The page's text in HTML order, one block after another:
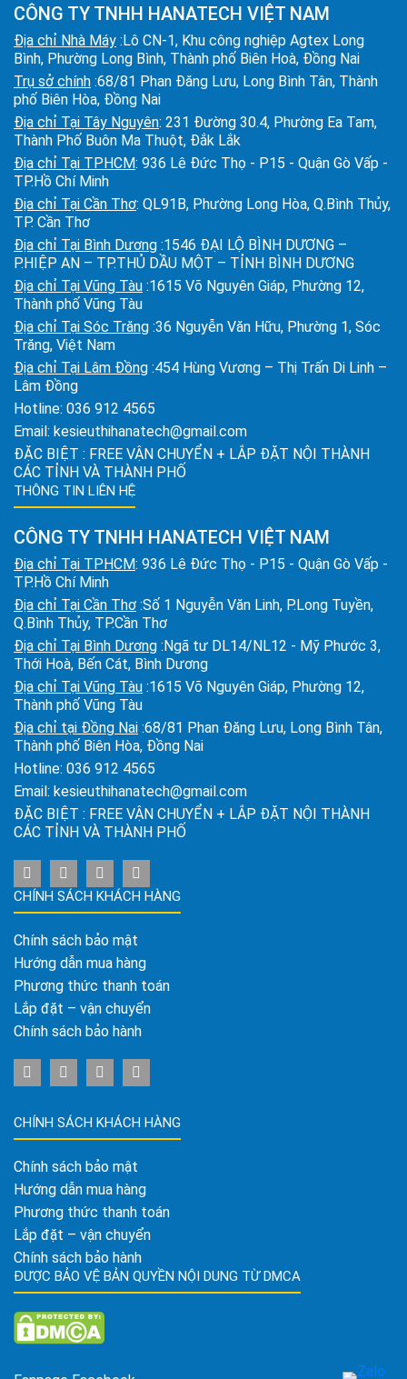
CÔNG TY TNHH HANATECH VIỆT NAM
Địa chỉ Nhà Máy :Lô CN-1, Khu công nghiệp Agtex Long
Bình, Phường Long Bình, Thành phố Biên Hoà, Đồng Nai
Trụ sở chính :68/81 Phan Đăng Lưu, Long Bình Tân, Thành
phố Biên Hòa, Đồng Nai
Địa chỉ Tại Tây Nguyên: 231 Đường 30.4, Phường Ea Tam,
Thành Phố Buôn Ma Thuột, Đắk Lắk
Địa chỉ Tại TPHCM: 936 Lê Đức Thọ - P15 - Quận Gò Vấp -
TP.Hồ Chí Minh
Địa chỉ Tại Cần Thơ: QL91B, Phường Long Hòa, Q.Bình Thủy,
TP. Cần Thơ
Địa chỉ Tại Bình Dương :1546 ĐẠI LỘ BÌNH DƯƠNG –
P.HIỆP AN – TP.THỦ DẦU MỘT – TỈNH BÌNH DƯƠNG
Địa chỉ Tại Vũng Tàu :1615 Võ Nguyên Giáp, Phường 12,
Thành phố Vũng Tàu
Địa chỉ Tại Sóc Trăng :36 Nguyễn Văn Hữu, Phường 1, Sóc
Trăng, Việt Nam
Địa chỉ Tại Lâm Đồng :454 Hùng Vương – Thị Trấn Di Linh –
Lâm Đồng
Hotline: 036 912 4565
Email: kesieuthihanatech@gmail.com
ĐẶC BIỆT : FREE VẬN CHUYỂN + LẮP ĐẶT NỘI THÀNH
CÁC TỈNH VÀ THÀNH PHỐ
THÔNG TIN LIÊN HỆ
CÔNG TY TNHH HANATECH VIỆT NAM
Địa chỉ Tại TPHCM: 936 Lê Đức Thọ - P15 - Quận Gò Vấp -
TP.Hồ Chí Minh
Địa chỉ Tại Cần Thơ :Số 1 Nguyễn Văn Linh, P.Long Tuyền,
Q.Bình Thủy, TP.Cần Thơ
Địa chỉ Tại Bình Dương :Ngã tư DL14/NL12 - Mỹ Phước 3,
Thới Hoà, Bến Cát, Bình Dương
Địa chỉ Tại Vũng Tàu :1615 Võ Nguyên Giáp, Phường 12,
Thành phố Vũng Tàu
Địa chỉ tại Đồng Nai :68/81 Phan Đăng Lưu, Long Bình Tân,
Thành phố Biên Hòa, Đồng Nai
Hotline: 036 912 4565
Email: kesieuthihanatech@gmail.com
ĐẶC BIỆT : FREE VẬN CHUYỂN + LẮP ĐẶT NỘI THÀNH
CÁC TỈNH VÀ THÀNH PHỐ
CHÍNH SÁCH KHÁCH HÀNG
Chính sách bảo mật
Hướng dẫn mua hàng
Phương thức thanh toán
Lắp đặt – vận chuyển
Chính sách bảo hành
CHÍNH SÁCH KHÁCH HÀNG
Chính sách bảo mật
Hướng dẫn mua hàng
Phương thức thanh toán
Lắp đặt – vận chuyển
Chính sách bảo hành
ĐƯỢC BẢO VỆ BẢN QUYỀN NỘI DUNG TỪ DMCA